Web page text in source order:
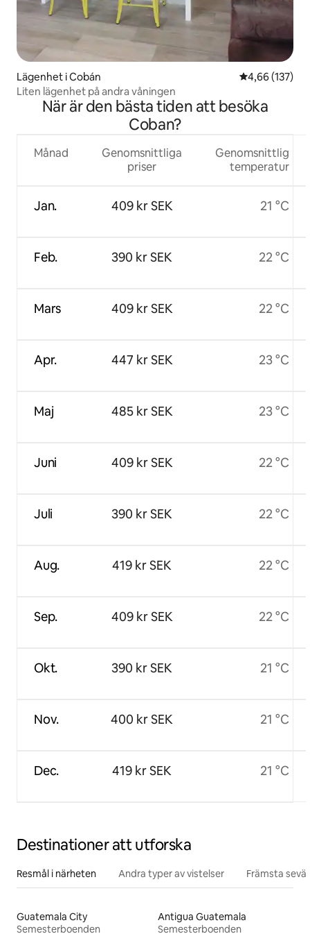
Lägenhet i Cobán 4,66 av 5 i
4,66 (137)
Liten lägenhet på andra våningen
När är den bästa tiden att besöka
Coban?
Månad
Jan.
Feb.
Mars
Apr.
Maj
Juni
Juli
Aug.
Sep.
Okt.
Nov.
Dec.
Genomsnittliga
priser
409 kr SEK
390 kr SEK
409 kr SEK
447 kr SEK
485 kr SEK
409 kr SEK
390 kr SEK
419 kr SEK
409 kr SEK
390 kr SEK
400 kr SEK
419 kr SEK
Genomsnittlig
temperatur
21 °C
22 °C
22 °C
23 °C
23 °C
22 °C
22 °C
22 °C
22 °C
21 °C
21 °C
21 °C
Destinationer att utforska
Resmål i närheten Andra typer av vistelser Främsta
Guatemala City
Semesterboenden
Antigua Guatemala
Semesterboenden